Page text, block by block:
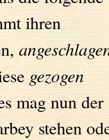
ihren
gezogen
mag nun der
stehen